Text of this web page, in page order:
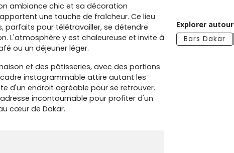
ambiance chic et sa décoration
une touche de fraîcheur. Ce lieu
pour télétravailler, se détendre
L'atmosphère y est chaleureuse et invite à
ou un déjeuner léger.
et des pâtisseries, avec des portions
instagrammable attire autant les
d'un endroit agréable pour se retrouver.
incontournable pour profiter d'un
cœur de Dakar.
Explorer autour
Bars Dakar